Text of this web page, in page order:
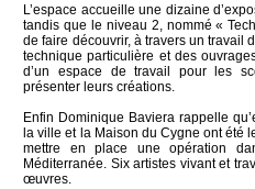
L’espace accueille une dizaine
tandis que le niveau 2, nommé «
de faire découvrir, à travers un travail
technique particulière et des
d’un espace de travail pour les
présenter leurs créations.
Enfin Dominique Baviera rappelle
la ville et la Maison du Cygne ont été
mettre en place une opération
Méditerranée. Six artistes vivant et
œuvres.